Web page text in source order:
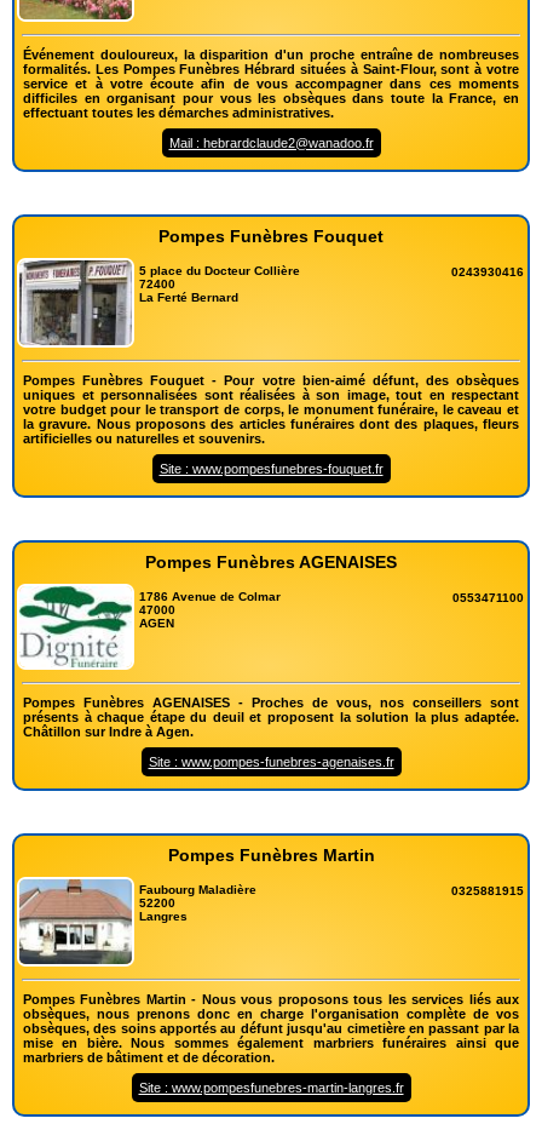
Événement douloureux, la disparition d'un proche entraîne de nombreuses
formalités. Les Pompes Funèbres Hébrard situées à Saint-Flour, sont à votre
service et à votre écoute afin de vous accompagner dans ces moments
difficiles en organisant pour vous les obsèques dans toute la France, en
effectuant toutes les démarches administratives.
Mail : hebrardclaude2@wanadoo.fr
Pompes Funèbres Fouquet
5 place du Docteur Collière
72400
La Ferté Bernard
0243930416
Pompes Funèbres Fouquet - Pour votre bien-aimé défunt, des obsèques
uniques et personnalisées sont réalisées à son image, tout en respectant
votre budget pour le transport de corps, le monument funéraire, le caveau et
la gravure. Nous proposons des articles funéraires dont des plaques, fleurs
artificielles ou naturelles et souvenirs.
Site : www.pompesfunebres-fouquet.fr
Pompes Funèbres AGENAISES
1786 Avenue de Colmar
47000
AGEN
0553471100
Pompes Funèbres AGENAISES - Proches de vous, nos conseillers sont
présents à chaque étape du deuil et proposent la solution la plus adaptée.
Châtillon sur Indre à Agen.
Site : www.pompes-funebres-agenaises.fr
Pompes Funèbres Martin
Faubourg Maladière
52200
Langres
0325881915
Pompes Funèbres Martin - Nous vous proposons tous les services liés aux
obsèques, nous prenons donc en charge l'organisation complète de vos
obsèques, des soins apportés au défunt jusqu'au cimetière en passant par la
mise en bière. Nous sommes également marbriers funéraires ainsi que
marbriers de bâtiment et de décoration.
Site : www.pompesfunebres-martin-langres.fr